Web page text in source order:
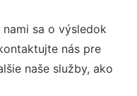
nami sa o výsledok
nás pre
naše služby, ako